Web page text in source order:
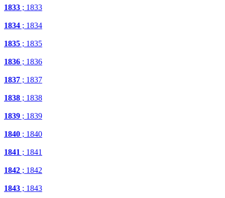
1833 ; 1833
1834 ; 1834
1835 ; 1835
1836 ; 1836
1837 ; 1837
1838 ; 1838
1839 ; 1839
1840 ; 1840
1841 ; 1841
1842 ; 1842
1843 ; 1843